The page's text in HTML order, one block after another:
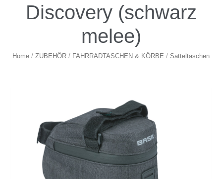
Discovery (schwarz
melee)
Home / ZUBEHÖR / FAHRRADTASCHEN & KÖRBE / Satteltaschen